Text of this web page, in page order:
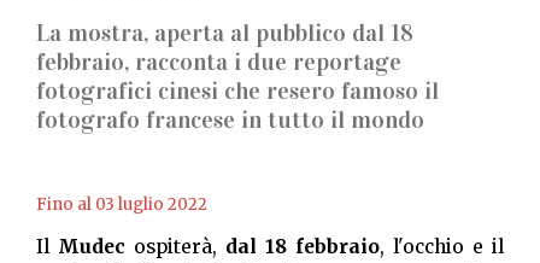
La mostra, aperta al pubblico dal 18
febbraio, racconta i due reportage
fotografici cinesi che resero famoso il
fotografo francese in tutto il mondo
Fino al 03 luglio 2022
Il Mudec ospiterà, dal 18 febbraio, l'occhio e il